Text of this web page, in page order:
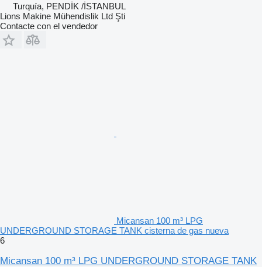
Turquía, PENDİK /İSTANBUL
Lions Makine Mühendislik Ltd Şti
Contacte con el vendedor
Micansan 100 m³ LPG
UNDERGROUND STORAGE TANK cisterna de gas nueva
6
Micansan 100 m³ LPG UNDERGROUND STORAGE TANK